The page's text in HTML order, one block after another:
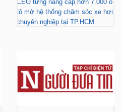
CEO từng nâng cấp hơn 7.000 ô
tô mở hệ thống chăm sóc xe hơi
chuyên nghiệp tại TP.HCM